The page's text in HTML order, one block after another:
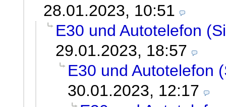
28.01.2023, 10:51
E30 und Autotelefon
29.01.2023, 18:57
E30 und Autotelefon
30.01.2023, 12:17